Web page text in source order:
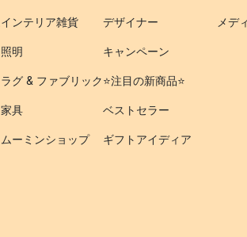
インテリア雑貨
照明
ラグ & ファブリック
家具
ムーミンショップ
デザイナー
キャンペーン
⭐️注目の新商品⭐️
ベストセラー
ギフトアイディア
メデ